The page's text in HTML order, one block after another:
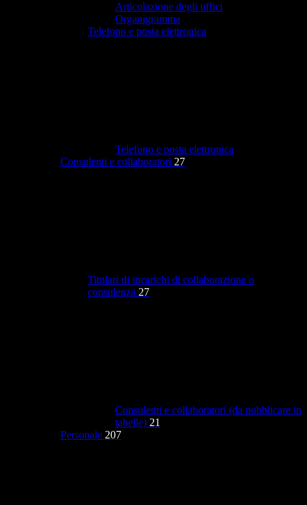
Articolazione degli uffici
Organigramma
Telefono e posta elettronica
Telefono e posta elettronica
Consulenti e collaboratori 27
Titolari di incarichi di collaborazione o
consulenza 27
Consulenti e collaboratori (da pubblicare in
tabelle) 21
Personale 207